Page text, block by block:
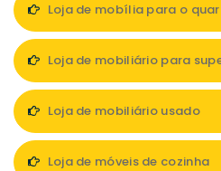
Loja de mobília para o
Loja de mobiliário para
Loja de mobiliário usado
Loja de móveis de cozinha